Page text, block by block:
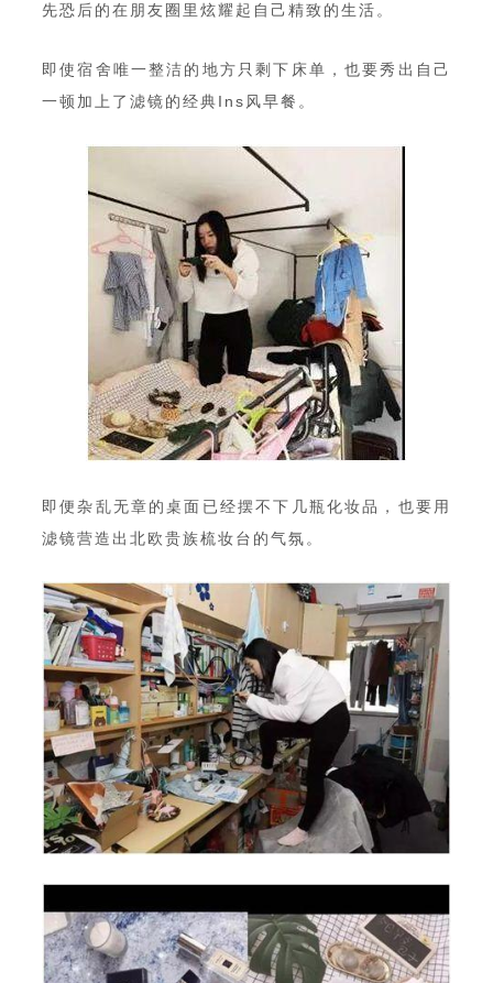
先恐后的在朋友圈里炫耀起自己精致的生活。
即使宿舍唯一整洁的地方只剩下床单，也要秀出自己
一顿加上了滤镜的经典Ins风早餐。
即便杂乱无章的桌面已经摆不下几瓶化妆品，也要用
滤镜营造出北欧贵族梳妆台的气氛。